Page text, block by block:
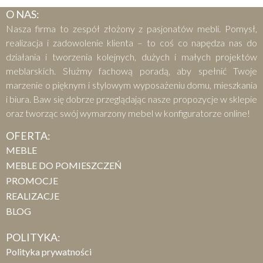
O NAS:
Nasza firma to zespół złożony z pasjonatów mebli. Pomysł,
realizacja i zadowolenie klienta – to coś co napędza nas do
działania i tworzenia kolejnych, dużych i małych projektów
meblarskich. Służmy fachową poradą, aby spełnić Twoje
marzenie o pięknym i stylowym wyposażeniu domu, mieszkania
i biura. Baw się dobrze przeglądając nasze propozycje w sklepie
oraz tworząc swój wymarzony mebel w konfiguratorze online!
OFERTA:
MEBLE
MEBLE DO POMIESZCZEŃ
PROMOCJE
REALIZACJE
BLOG
POLITYKA:
Polityka prywatności